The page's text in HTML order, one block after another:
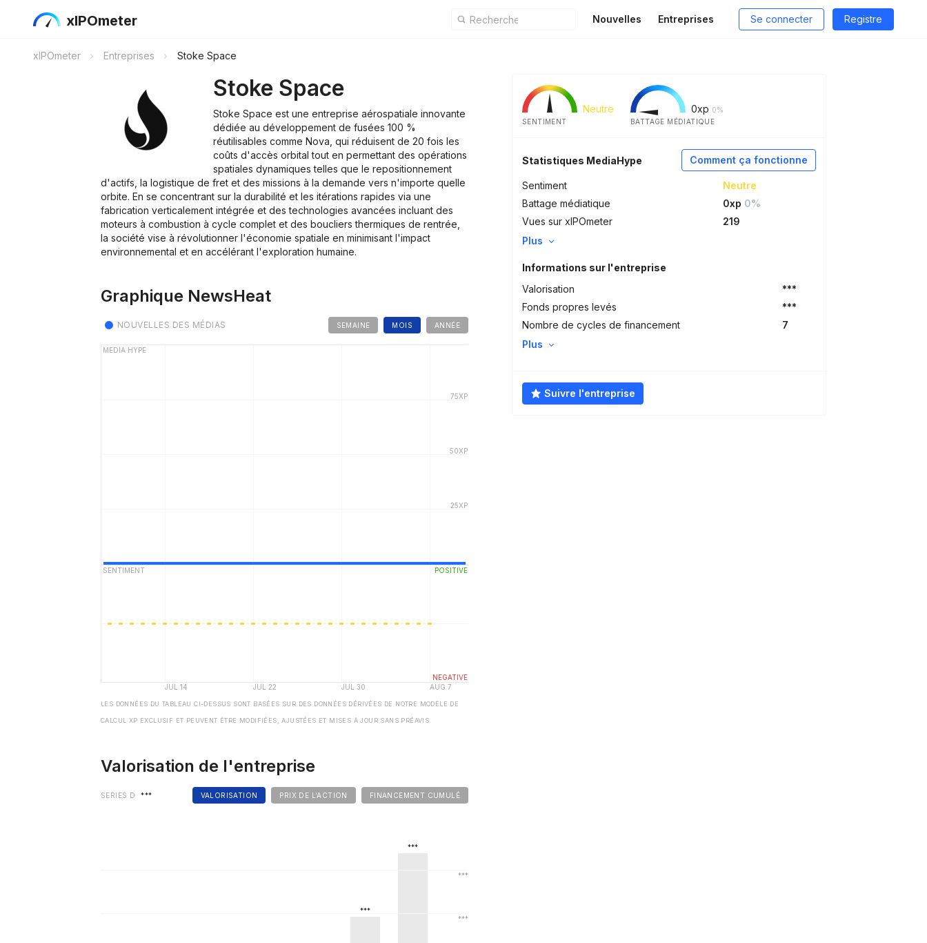
xIPOmeter Nouvelles Entreprises Se connecter Registre
xIPOmeter Entreprises Stoke Space
Stoke Space
Stoke Space est une entreprise aérospatiale innovante
dédiée au développement de fusées 100 %
réutilisables comme Nova, qui réduisent de 20 fois les
coûts d'accès orbital tout en permettant des opérations
spatiales dynamiques telles que le repositionnement
d'actifs, la logistique de fret et des missions à la demande vers n'importe quelle
orbite. En se concentrant sur la durabilité et les itérations rapides via une
fabrication verticalement intégrée et des technologies avancées incluant des
moteurs à combustion à cycle complet et des boucliers thermiques de rentrée,
la société vise à révolutionner l'économie spatiale en minimisant l'impact
environnemental et en accélérant l'exploration humaine.
Neutre
SENTIMENT
0xp 0%
BATTAGE MÉDIATIQUE
Comment ça fonctionne
Statistiques MediaHype
Sentiment
Neutre
Battage médiatique
0xp 0%
Vues sur xIPOmeter
219
Plus
Informations sur l'entreprise
Valorisation
***
Fonds propres levés
***
Nombre de cycles de financement
7
Plus
Suivre l'entreprise
Graphique NewsHeat
SEMAINE MOIS ANNÉE
NOUVELLES DES MÉDIAS
LES DONNÉES DU TABLEAU CI-DESSUS SONT BASÉES SUR DES DONNÉES DÉRIVÉES DE NOTRE MODÈLE DE
CALCUL XP EXCLUSIF ET PEUVENT ÊTRE MODIFIÉES, AJUSTÉES ET MISES À JOUR SANS PRÉAVIS.
Valorisation de l'entreprise
VALORISATION PRIX DE L'ACTION FINANCEMENT CUMULÉ
SERIES D ***